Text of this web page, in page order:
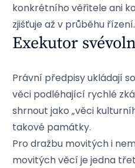
konkrétního věřitele ani
zjišťuje až v průběhu řízení.
Exekutor
Právní předpisy ukládají
věci podléhající rychlé
shrnout jako „věci
takové památky.
Pro dražbu movitých i
movitých věcí je jedna